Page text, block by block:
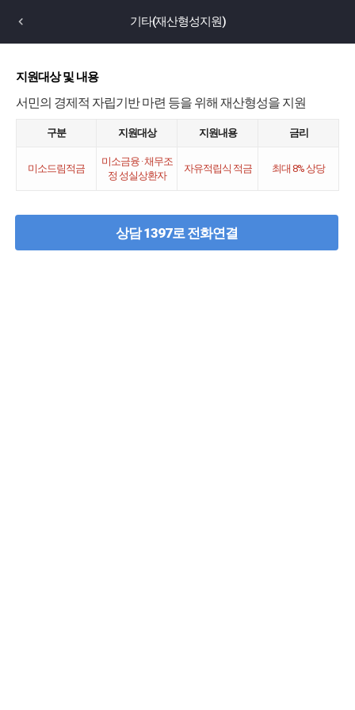
기타(재산형성지원)
지원대상 및 내용
서민의 경제적 자립기반 마련 등을 위해 재산형성을 지원
구분 지원대상 지원내용 금리
미소드림적금
미소금융 · 채무조
정 성실상환자
자유적립식 적금 최대 8% 상당
상담 1397로 전화연결